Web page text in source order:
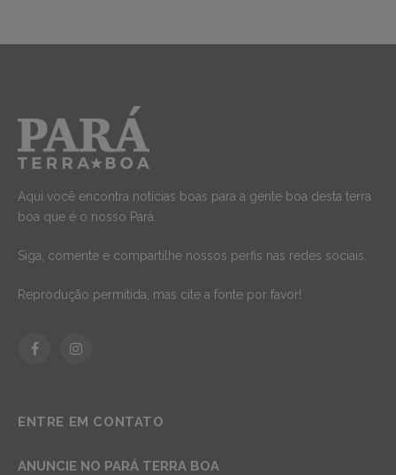
Aqui você encontra notícias boas para a gente boa desta terra
boa que é o nosso Pará.
Siga, comente e compartilhe nossos perfis nas redes sociais.
Reprodução permitida, mas cite a fonte por favor!
FacebookInstagram
ENTRE EM CONTATO
ANUNCIE NO PARÁ TERRA BOA